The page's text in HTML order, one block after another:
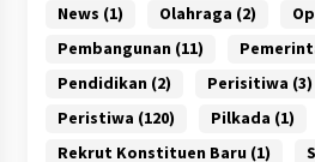
News (1) Olahraga (2)
Pembangunan (11)
Pendidikan (2) Perisitiwa (3)
Peristiwa (120) Pilkada (1)
Rekrut Konstituen Baru (1)